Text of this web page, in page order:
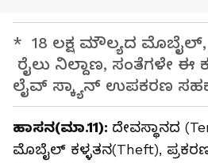
* 18 ಲಕ್ಷ ಮೌಲ್ಯದ ಮೊಬೈಲ್‌,
ರೈಲು ನಿಲ್ದಾಣ, ಸಂತೆಗಳೇ ಈ
ಲೈವ್‌ ಸ್ಕ್ಯಾ‌ನ್‌ ಉಪಕರಣ
ಹಾಸನ(ಮಾ.11): ದೇವಸ್ಥಾನದ
ಮೊಬೈಲ್‌ ಕಳ್ಳತನ(Theft),